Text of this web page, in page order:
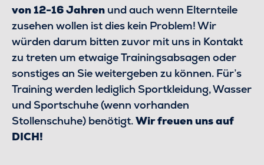
von 12-16 Jahren und auch wenn Elternteile
zusehen wollen ist dies kein Problem! Wir
würden darum bitten zuvor mit uns in Kontakt
zu treten um etwaige Trainingsabsagen oder
sonstiges an Sie weitergeben zu können. Für’s
Training werden lediglich Sportkleidung, Wasser
und Sportschuhe (wenn vorhanden
Stollenschuhe) benötigt.Wir freuen uns auf
DICH!